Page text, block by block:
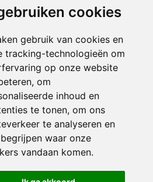
cookies
gebruik van cookies en
tracking-technologieën om
op onze website
om
inhoud en
te tonen, om ons
te analyseren en
waar onze
vandaan komen.